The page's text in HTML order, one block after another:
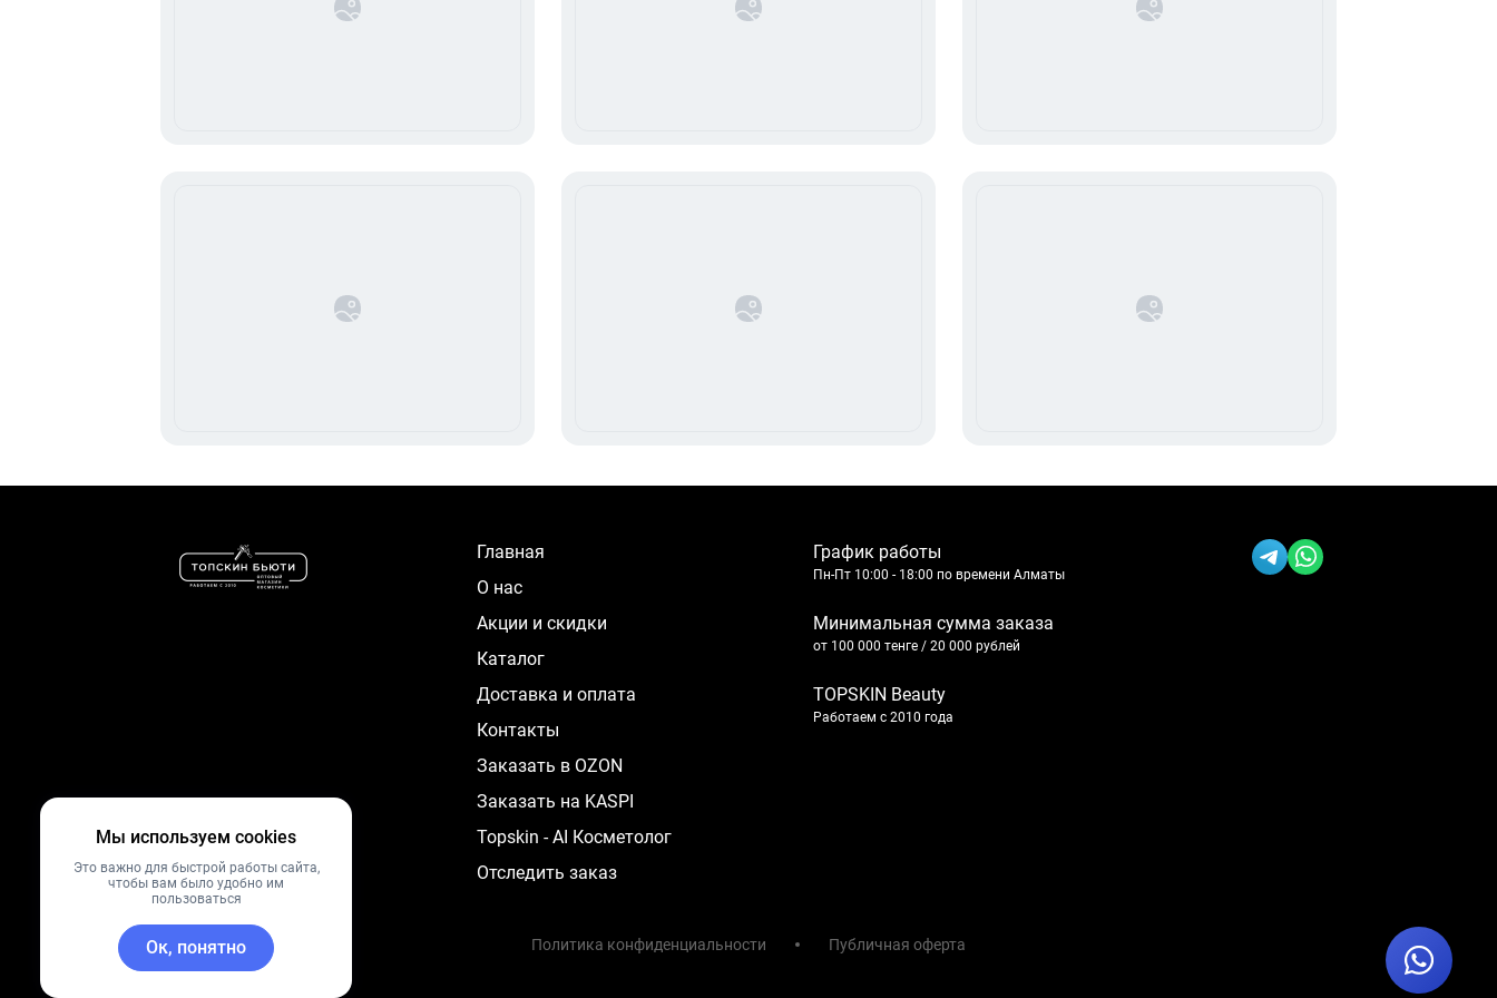
Главная
О нас
Акции и скидки
Каталог
Доставка и оплата
Контакты
Заказать в OZON
Заказать на KASPI
Topskin - AI Косметолог
Отследить заказ
График работы
Пн-Пт 10:00 - 18:00 по времени Алматы
Минимальная сумма заказа
от 100 000 тенге / 20 000 рублей
TOPSKIN Beauty
Работаем с 2010 года
Политика конфиденциальности Публичная оферта
Мы используем cookies
Это важно для быстрой работы сайта,
чтобы вам было удобно им
пользоваться
Ок, понятно